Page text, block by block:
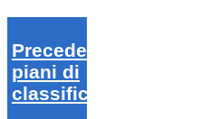
Precedenti
piani di
classifica